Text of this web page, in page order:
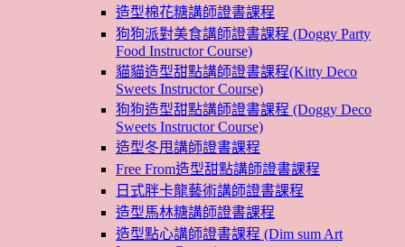
造型棉花糖講師證書課程
狗狗派對美食講師證書課程 (Doggy Party
Food Instructor Course)
貓貓造型甜點講師證書課程(Kitty Deco
Sweets Instructor Course)
狗狗造型甜點講師證書課程 (Doggy Deco
Sweets Instructor Course)
造型冬甩講師證書課程
Free From造型甜點講師證書課程
日式胖卡龍藝術講師證書課程
造型馬林糖講師證書課程
造型點心講師證書課程 (Dim sum Art